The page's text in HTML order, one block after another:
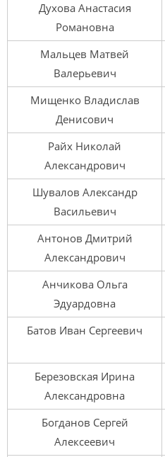
Духова Анастасия
Романовна
Мальцев Матвей
Валерьевич
Мищенко Владислав
Денисович
Райх Николай
Александрович
Шувалов Александр
Васильевич
Антонов Дмитрий
Александрович
Анчикова Ольга
Эдуардовна
Батов Иван Сергеевич
Березовская Ирина
Александровна
Богданов Сергей
Алексеевич